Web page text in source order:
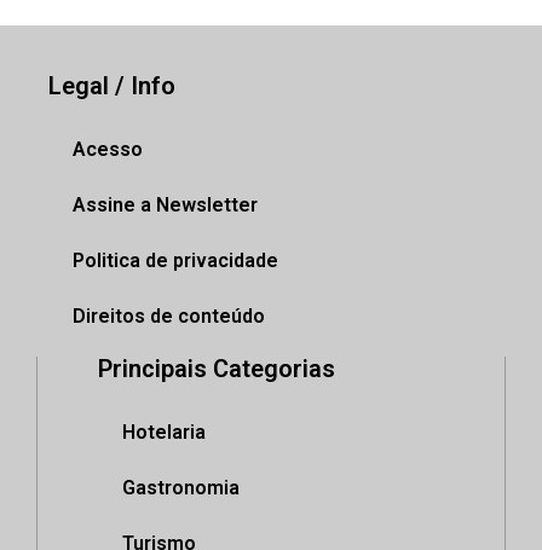
Legal / Info
Acesso
Assine a Newsletter
Politica de privacidade
Direitos de conteúdo
Principais Categorias
Hotelaria
Gastronomia
Turismo